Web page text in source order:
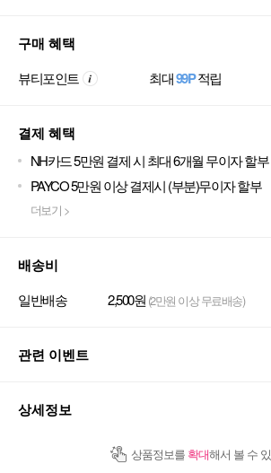
구매 혜택
뷰티포인트 최대99P적립
결제 혜택
NH카드 5만원 결제 시 최대 6개월 무이자 할부
PAYCO 5만원 이상 결제시 (부분)무이자 할부
더보기 >
배송비
일반배송 2,500원 (2만원 이상 무료배송)
관련 이벤트
상세정보
상품정보를 확대해서 볼 수